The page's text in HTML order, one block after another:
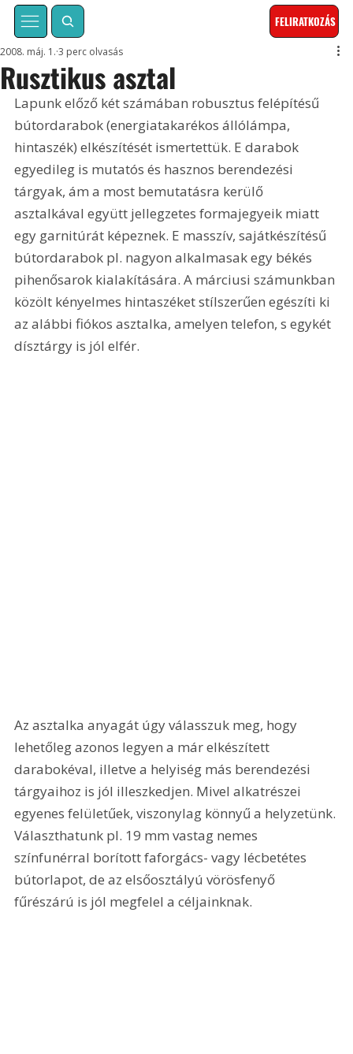
FELIRATKOZÁS
Rusztikus asztal
2008. máj. 1. 3 perc olvasás
Lapunk előző két számában robusztus felépítésű
bútordarabok (energiatakarékos állólámpa,
hintaszék) elkészítését ismertettük. E darabok
egyedileg is mutatós és hasznos berendezési
tárgyak, ám a most bemutatásra kerülő
asztalkával együtt jellegzetes formajegyeik miatt
egy garnitúrát képeznek. E masszív, sajátkészítésű
bútordarabok pl. nagyon alkalmasak egy békés
pihenősarok kialakítására. A márciusi számunkban
közölt kényelmes hintaszéket stílszerűen egészíti ki
az alábbi fiókos asztalka, amelyen telefon, s egykét
dísztárgy is jól elfér.
Az asztalka anyagát úgy válasszuk meg, hogy
lehetőleg azonos legyen a már elkészített
darabokéval, illetve a helyiség más berendezési
tárgyaihoz is jól illeszkedjen. Mivel alkatrészei
egyenes felületűek, viszonylag könnyű a helyzetünk.
Választhatunk pl. 19 mm vastag nemes
színfunérral borított faforgács- vagy lécbetétes
bútorlapot, de az elsőosztályú vörösfenyő
fűrészárú is jól megfelel a céljainknak.